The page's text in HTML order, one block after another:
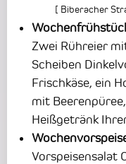
[ Biberacher
Zwei Rühreier
Scheiben
Frischkäse, ein
mit
Heißgetränk
Vorspeisensalat